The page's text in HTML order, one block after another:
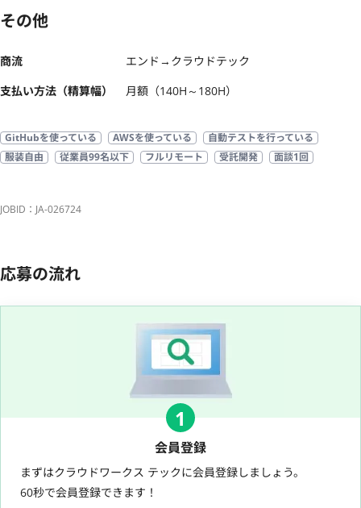
その他
商流
エンド→クラウドテック
支払い方法（精算幅）
月額（140H～180H）
GitHubを使っている AWSを使っている
自動テストを行っている
服装自由
従業員99名以下 フルリモート 受託開発 面談1回
JOBID：JA-026724
応募の流れ
1
会員登録
まずはクラウドワークス テックに会員登録しましょう。
60秒で会員登録できます！